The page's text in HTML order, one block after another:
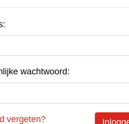
wachtwoord:
vergeten?